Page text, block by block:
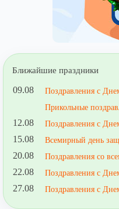
Ближайшие праздники
09.08
Поздравления с
Прикольные
12.08 Поздравления с
15.08 Всемирный день
20.08 Поздравления со
22.08 Поздравления с
27.08 Поздравления с